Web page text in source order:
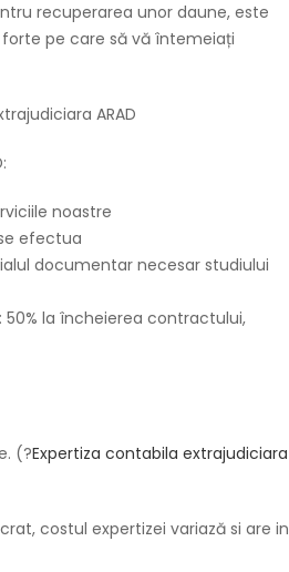
recuperarea unor daune, este
pe care să vă întemeiați
ARAD
noastre
efectua
documentar necesar studiului
la încheierea contractului,
(?Expertiza contabila extrajudiciara
costul expertizei variază si are in